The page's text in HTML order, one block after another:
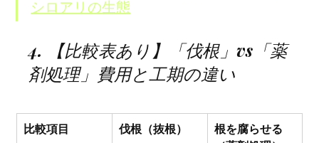
シロアリの生態
4. 【比較表あり】「伐根」vs「薬
剤処理」費用と工期の違い
比較項目 伐根（抜根）
根を腐らせる